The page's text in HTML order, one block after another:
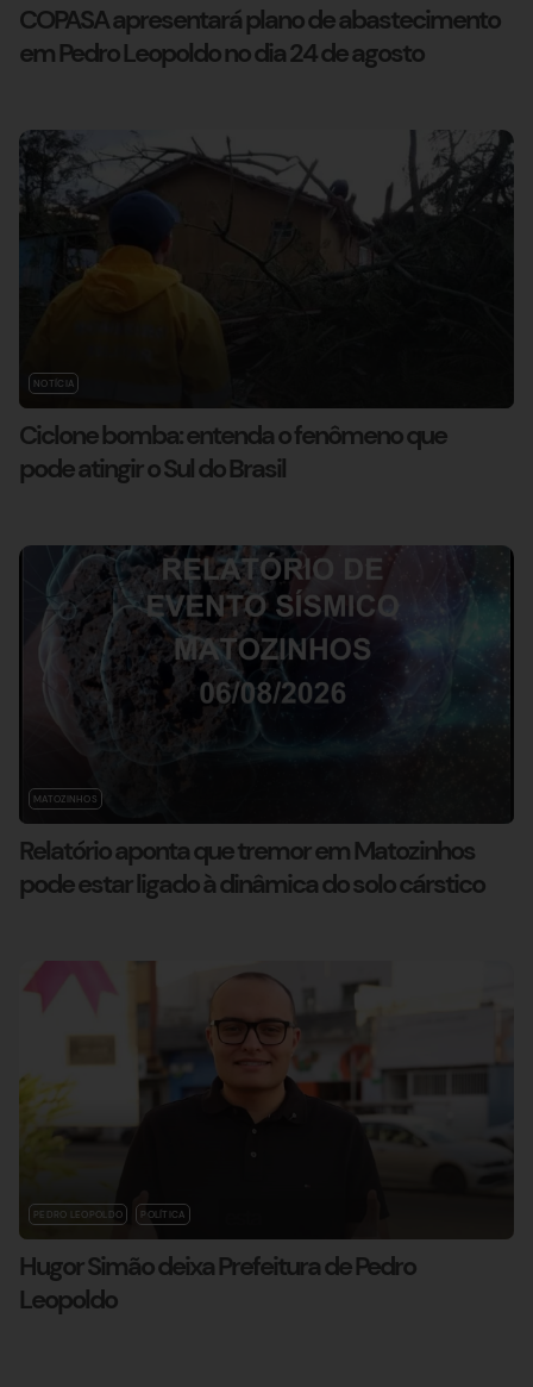
COPASA apresentará plano de abastecimento
em Pedro Leopoldo no dia 24 de agosto
NOTÍCIA
Ciclone bomba: entenda o fenômeno que
pode atingir o Sul do Brasil
MATOZINHOS
Relatório aponta que tremor em Matozinhos
pode estar ligado à dinâmica do solo cárstico
PEDRO LEOPOLDO POLÍTICA
Hugor Simão deixa Prefeitura de Pedro
Leopoldo